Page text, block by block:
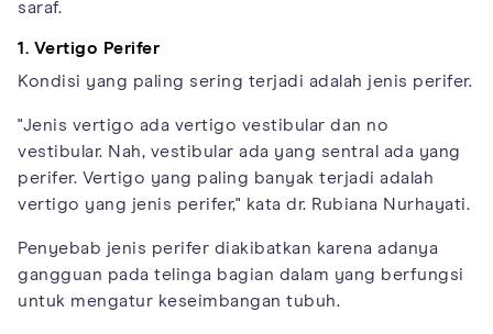
saraf.
1. Vertigo Perifer
Kondisi yang paling sering terjadi adalah jenis perifer.
"Jenis vertigo ada vertigo vestibular dan no
vestibular. Nah, vestibular ada yang sentral ada yang
perifer. Vertigo yang paling banyak terjadi adalah
vertigo yang jenis perifer," kata dr. Rubiana Nurhayati.
Penyebab jenis perifer diakibatkan karena adanya
gangguan pada telinga bagian dalam yang berfungsi
untuk mengatur keseimbangan tubuh.